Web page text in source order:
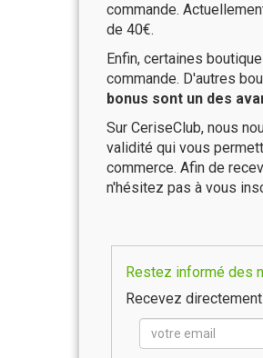
commande.
de 40€.
Enfin, certaines
commande. D'autres
bonus sont un des
Sur CeriseClub, nous
validité qui vous
commerce. Afin de
n'hésitez pas à vous
Restez informé des
Recevez